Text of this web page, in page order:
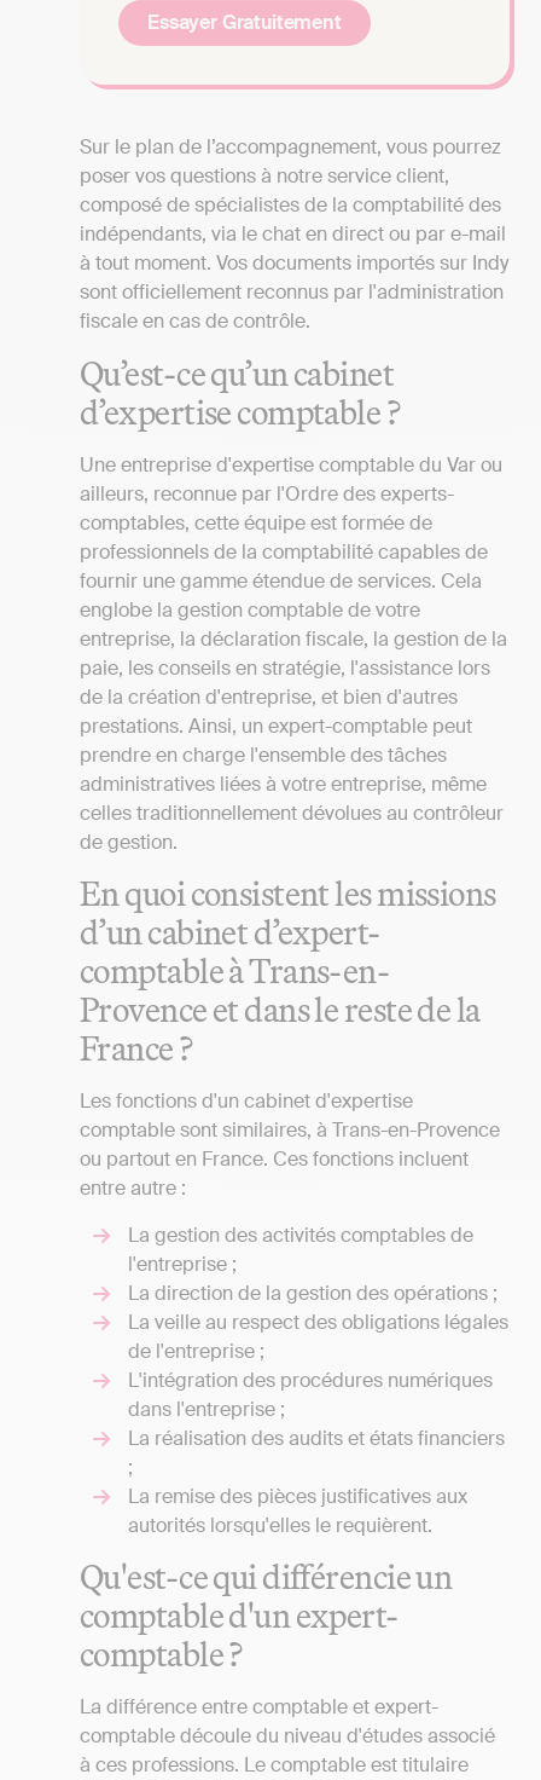
Essayer Gratuitement
Sur le plan de l’accompagnement, vous pourrez
poser vos questions à notre service client,
composé de spécialistes de la comptabilité des
indépendants, via le chat en direct ou par e-mail
à tout moment. Vos documents importés sur Indy
sont officiellement reconnus par l'administration
fiscale en cas de contrôle.
Qu’est-ce qu’un cabinet
d’expertise comptable ?
Une entreprise d'expertise comptable du Var ou
ailleurs, reconnue par l'Ordre des experts-
comptables, cette équipe est formée de
professionnels de la comptabilité capables de
fournir une gamme étendue de services. Cela
englobe la gestion comptable de votre
entreprise, la déclaration fiscale, la gestion de la
paie, les conseils en stratégie, l'assistance lors
de la création d'entreprise, et bien d'autres
prestations. Ainsi, un expert-comptable peut
prendre en charge l'ensemble des tâches
administratives liées à votre entreprise, même
celles traditionnellement dévolues au contrôleur
de gestion.
En quoi consistent les missions
d’un cabinet d’expert-
comptable à Trans-en-
Provence et dans le reste de la
France ?
Les fonctions d'un cabinet d'expertise
comptable sont similaires, à Trans-en-Provence
ou partout en France. Ces fonctions incluent
entre autre :
La gestion des activités comptables de
l'entreprise ;
La direction de la gestion des opérations ;
La veille au respect des obligations légales
de l'entreprise ;
L'intégration des procédures numériques
dans l'entreprise ;
La réalisation des audits et états financiers
;
La remise des pièces justificatives aux
autorités lorsqu'elles le requièrent.
Qu'est-ce qui différencie un
comptable d'un expert-
comptable ?
La différence entre comptable et expert-
comptable découle du niveau d'études associé
à ces professions. Le comptable est titulaire